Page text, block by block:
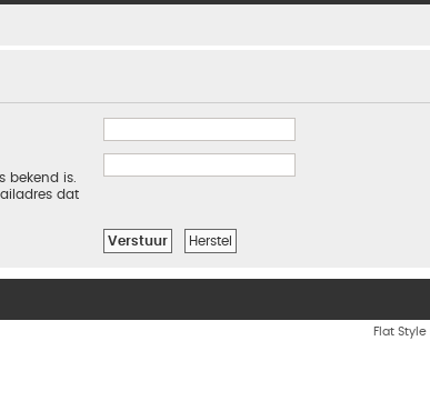
bekend is.
dat
Flat Style